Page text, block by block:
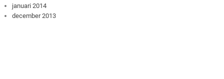
januari 2014
december 2013